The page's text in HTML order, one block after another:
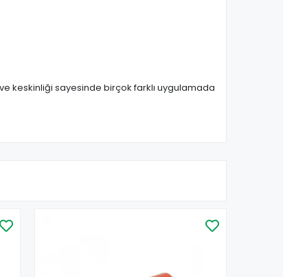
keskinliği sayesinde birçok farklı uygulamada